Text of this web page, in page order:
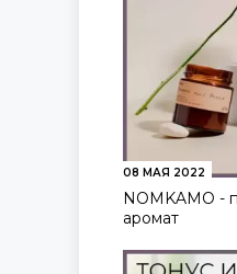
08 МАЯ 2022
NOMKAMO -
аромат